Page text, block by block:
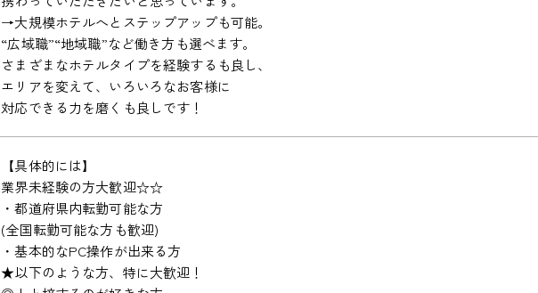
→大規模ホテルへとステップアップも可能。
“広域職”“地域職”など働き方も選べます。
さまざまなホテルタイプを経験するも良し、
エリアを変えて、いろいろなお客様に
対応できる力を磨くも良しです！
【具体的には】
業界未経験の方大歓迎☆☆
・都道府県内転勤可能な方
(全国転勤可能な方も歓迎)
・基本的なPC操作が出来る方
★以下のような方、特に大歓迎！